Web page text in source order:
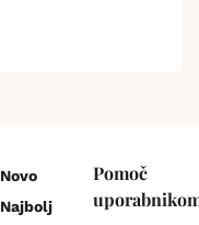
Novo
Najbolj
Pomoč